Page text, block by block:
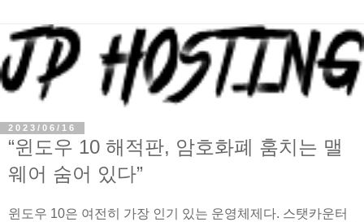
2023/06/16
“윈도우 10 해적판, 암호화폐 훔치는 맬
웨어 숨어 있다”
윈도우 10은 여전히 가장 인기 있는 운영체제다. 스탯카운터